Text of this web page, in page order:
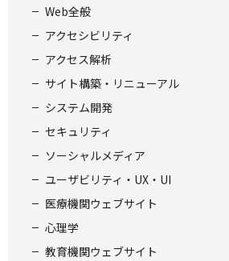
Web全般
アクセシビリティ
アクセス解析
サイト構築・リニューアル
システム開発
セキュリティ
ソーシャルメディア
ユーザビリティ・UX・UI
医療機関ウェブサイト
心理学
教育機関ウェブサイト